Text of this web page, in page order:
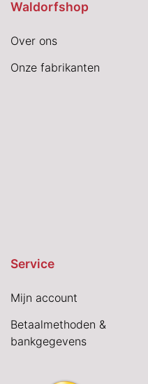
Waldorfshop
Over ons
Onze fabrikanten
Service
Mijn account
Betaalmethoden &
bankgegevens